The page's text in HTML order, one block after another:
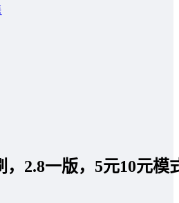
2.8一版，5元10元模